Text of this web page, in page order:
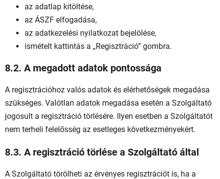
az adatlap kitöltése,
az ÁSZF elfogadása,
az adatkezelési nyilatkozat bejelölése,
ismételt kattintás a „Regisztráció” gombra.
8.2. A megadott adatok pontossága
A regisztrációhoz valós adatok és elérhetőségek megadása
szükséges. Valótlan adatok megadása esetén a Szolgáltató
jogosult a regisztráció törlésére. Ilyen esetben a Szolgáltatót
nem terheli felelősség az esetleges következményekért.
8.3. A regisztráció törlése a Szolgáltató által
A Szolgáltató törölheti az érvényes regisztrációt is, ha a